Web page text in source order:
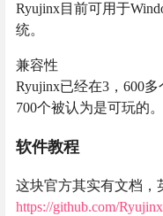
Ryujinx目前可用于
统。
兼容性
Ryujinx已经在3，600
700个被认为是可玩的。
软件教程
这块官方其实有文档，
https://github.com/